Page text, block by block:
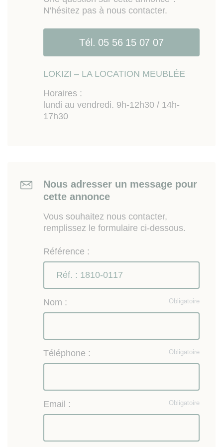
N'hésitez pas à nous contacter.
Tél. 05 56 15 07 07
LOKIZI – LA LOCATION MEUBLÉE
Horaires :
lundi au vendredi. 9h-12h30 / 14h-
17h30
Nous adresser un message pour
cette annonce
Vous souhaitez nous contacter,
remplissez le formulaire ci-dessous.
Référence :
Obligatoire
Nom :
Obligatoire
Téléphone :
Obligatoire
Email :